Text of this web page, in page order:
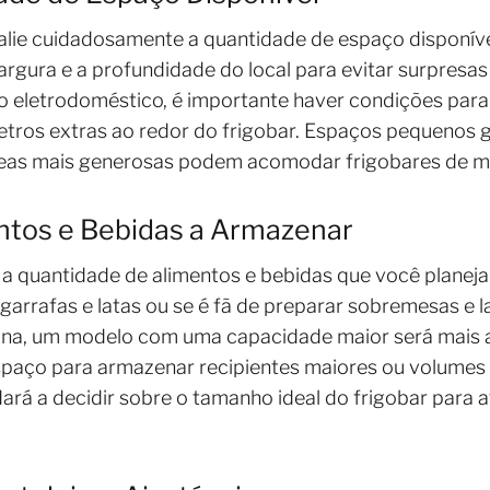
cuidadosamente a quantidade de espaço
e a profundidade do local para evitar
eletrodoméstico, é importante haver condições
extras ao redor do frigobar. Espaços pequenos
mais generosas podem acomodar frigobares de
e Bebidas a Armazenar
quantidade de alimentos e bebidas que você
e latas ou se é fã de preparar sobremesas e
um modelo com uma capacidade maior será mais
para armazenar recipientes maiores ou
a decidir sobre o tamanho ideal do frigobar para